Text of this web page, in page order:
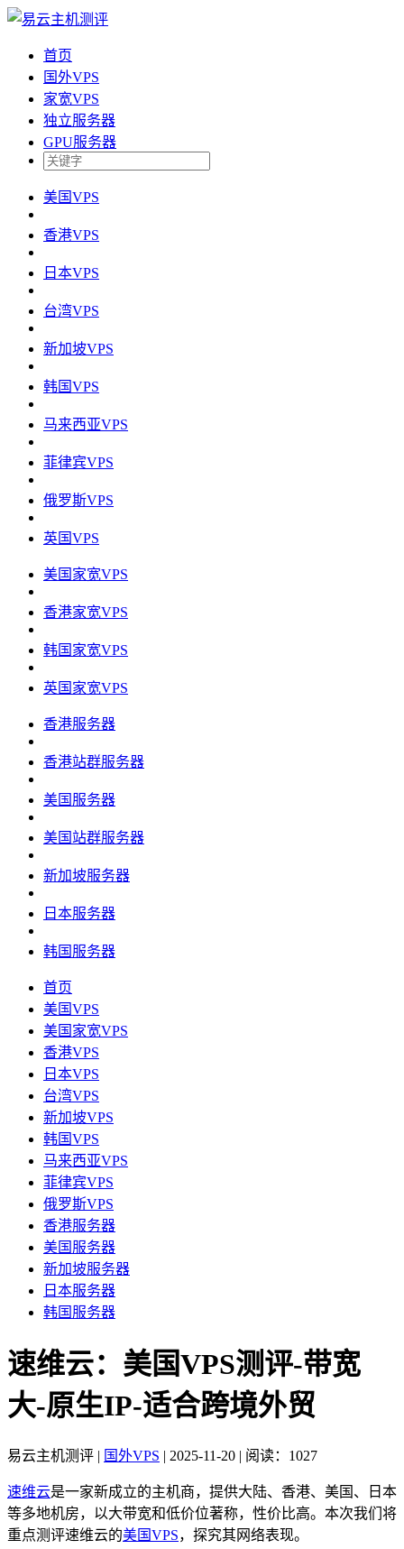
首页
国外VPS
家宽VPS
独立服务器
GPU服务器
美国VPS
香港VPS
日本VPS
台湾VPS
新加坡VPS
韩国VPS
马来西亚VPS
菲律宾VPS
俄罗斯VPS
英国VPS
美国家宽VPS
香港家宽VPS
韩国家宽VPS
英国家宽VPS
香港服务器
香港站群服务器
美国服务器
美国站群服务器
新加坡服务器
日本服务器
韩国服务器
首页
美国VPS
美国家宽VPS
香港VPS
日本VPS
台湾VPS
新加坡VPS
韩国VPS
马来西亚VPS
菲律宾VPS
俄罗斯VPS
香港服务器
美国服务器
新加坡服务器
日本服务器
韩国服务器
速维云：美国VPS测评-带宽
大-原生IP-适合跨境外贸
易云主机测评 | 国外VPS | 2025-11-20 | 阅读：1027
速维云是一家新成立的主机商，提供大陆、香港、美国、日本
等多地机房，以大带宽和低价位著称，性价比高。本次我们将
重点测评速维云的美国VPS，探究其网络表现。